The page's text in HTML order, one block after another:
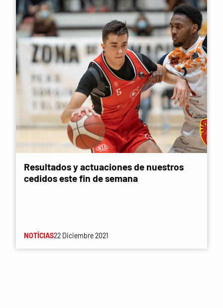
Resultados y actuaciones de nuestros
cedidos este fin de semana
NOTÍCIAS22 Diciembre 2021